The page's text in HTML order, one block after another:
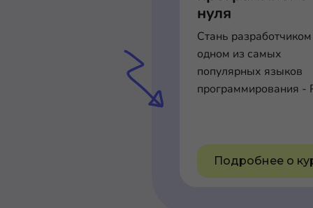
нуля
Стань
одном из самых
популярных языков
программирования -
Подробнее о